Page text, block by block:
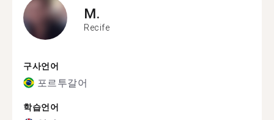
M.
Recife
구사언어
포르투갈어
학습언어